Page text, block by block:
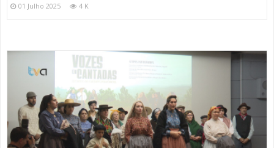
01 Julho 2025 4 K